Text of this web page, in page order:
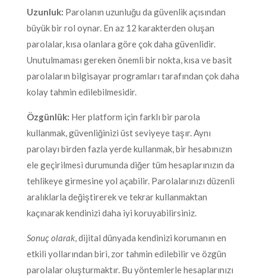
Uzunluk: Parolanın uzunluğu da güvenlik açısından
büyük bir rol oynar. En az 12 karakterden oluşan
parolalar, kısa olanlara göre çok daha güvenlidir.
Unutulmaması gereken önemli bir nokta, kısa ve basit
parolaların bilgisayar programları tarafından çok daha
kolay tahmin edilebilmesidir.
Özgünlük: Her platform için farklı bir parola
kullanmak, güvenliğinizi üst seviyeye taşır. Aynı
parolayı birden fazla yerde kullanmak, bir hesabınızın
ele geçirilmesi durumunda diğer tüm hesaplarınızın da
tehlikeye girmesine yol açabilir. Parolalarınızı düzenli
aralıklarla değiştirerek ve tekrar kullanmaktan
kaçınarak kendinizi daha iyi koruyabilirsiniz.
Sonuç olarak, dijital dünyada kendinizi korumanın en
etkili yollarından biri, zor tahmin edilebilir ve özgün
parolalar oluşturmaktır. Bu yöntemlerle hesaplarınızı